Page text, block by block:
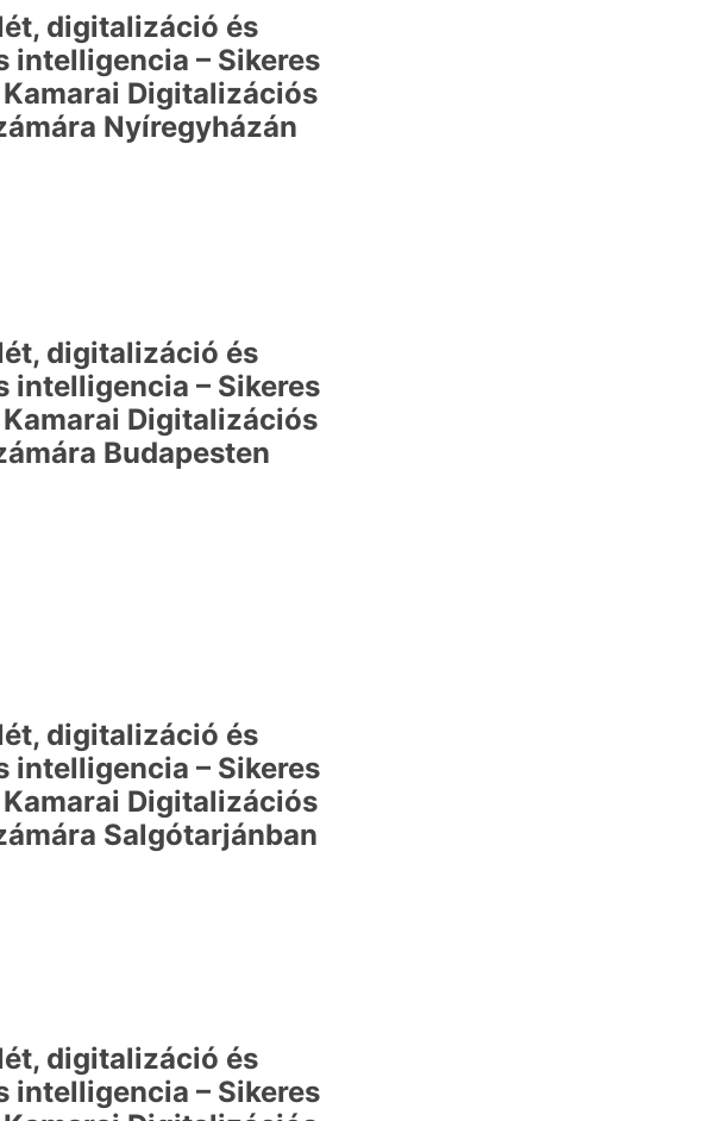
digitalizáció és
intelligencia – Sikeres
Digitalizációs
Nyíregyházán
digitalizáció és
intelligencia – Sikeres
Digitalizációs
Budapesten
digitalizáció és
intelligencia – Sikeres
Digitalizációs
Salgótarjánban
digitalizáció és
intelligencia – Sikeres